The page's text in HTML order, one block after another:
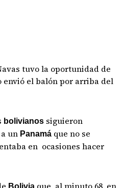
tuvo la oportunidad de
envió el balón por arriba del
bolivianos siguieron
un Panamá que no se
en ocasiones hacer
Bolivia